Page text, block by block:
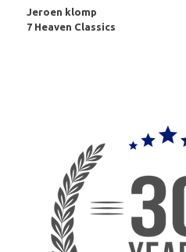
Jeroen klomp
7 Heaven Classics